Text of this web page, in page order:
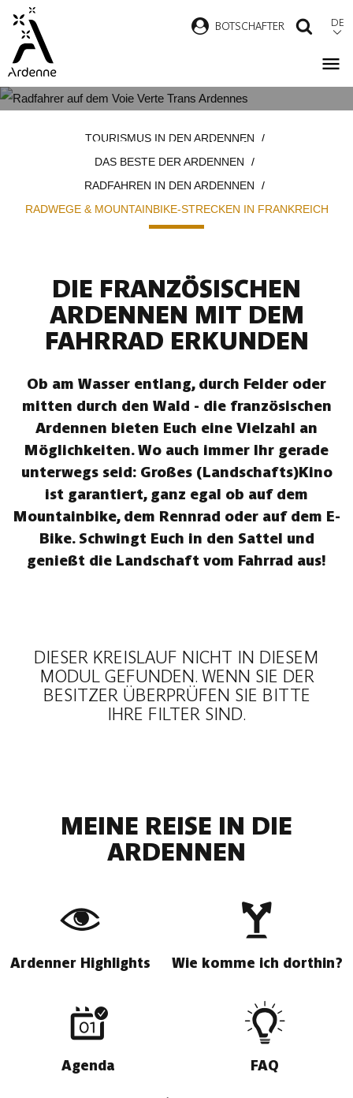
Direkt
zum
Inhalt
BOTSCHAFTER DE
STRECKEN IN FRANKREICH
TOURISMUS IN DEN ARDENNEN
DAS BESTE DER ARDENNEN
RADFAHREN IN DEN ARDENNEN
RADWEGE & MOUNTAINBIKE-STRECKEN IN FRANKREICH
DIE FRANZÖSISCHEN
ARDENNEN MIT DEM
FAHRRAD ERKUNDEN
Ob am Wasser entlang, durch Felder oder
mitten durch den Wald - die französischen
Ardennen bieten Euch eine Vielzahl an
Möglichkeiten. Wo auch immer Ihr gerade
unterwegs seid: Großes (Landschafts)Kino
ist garantiert, ganz egal ob auf dem
Mountainbike, dem Rennrad oder auf dem E-
Bike. Schwingt Euch in den Sattel und
genießt die Landschaft vom Fahrrad aus!
DIESER KREISLAUF NICHT IN DIESEM
MODUL GEFUNDEN. WENN SIE DER
BESITZER ÜBERPRÜFEN SIE BITTE
IHRE FILTER SIND.
MEINE REISE IN DIE
ARDENNEN
Ardenner Highlights Wie komme ich dorthin?
Agenda FAQ